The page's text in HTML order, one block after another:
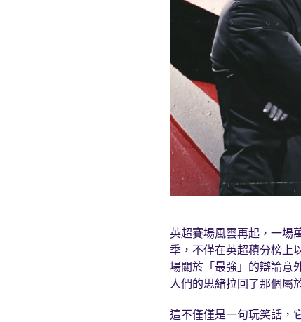
英超賽場風雲再起，一場
季，不僅在英超積分榜上
場關於「最強」的辯論意
人們的思緒拉回了那個屬
這不僅僅是一句玩笑話，